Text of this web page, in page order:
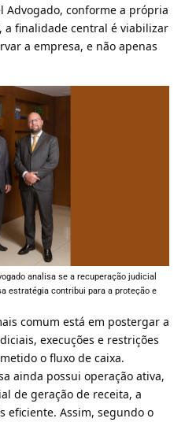
Advogado, conforme a própria
a finalidade central é viabilizar
a empresa, e não apenas
analisa se a recuperação judicial
estratégia contribui para a proteção e
comum está em postergar a
execuções e restrições
o fluxo de caixa.
ainda possui operação ativa,
de geração de receita, a
eficiente. Assim, segundo o